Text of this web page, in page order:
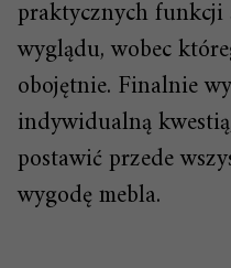
praktycznych funkcji
wyglądu, wobec
obojętnie. Finalnie
indywidualną
postawić przede
wygodę mebla.